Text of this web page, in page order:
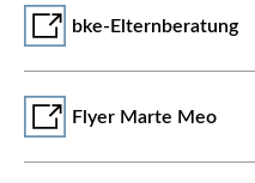
bke-Elternberatung
Flyer Marte Meo